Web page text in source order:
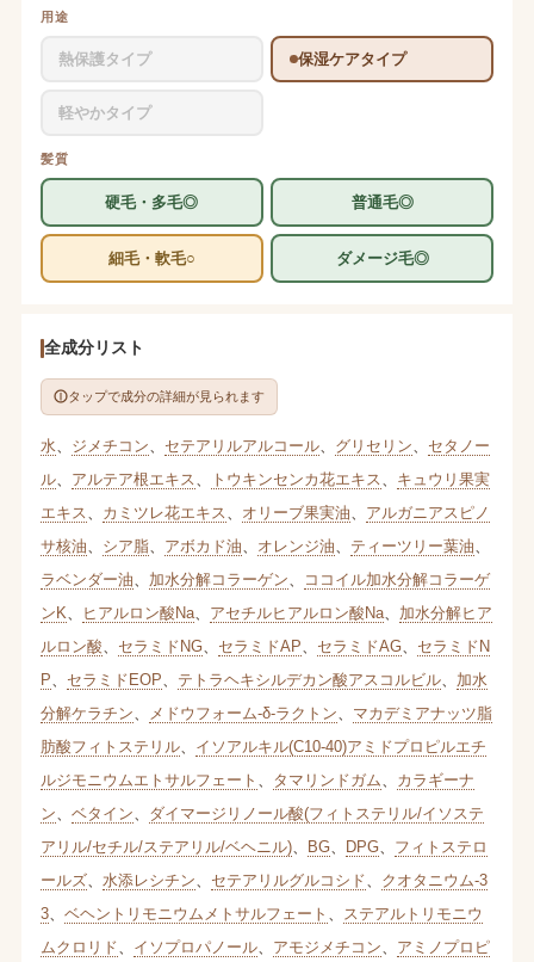
用途
熱保護タイプ 保湿ケアタイプ
軽やかタイプ
髪質
硬毛・多毛◎ 普通毛◎
細毛・軟毛○ ダメージ毛◎
全成分リスト
タップで成分の詳細が見られます
水 ジメチコン セテアリルアルコール、 グリセリン
セタノー
ル、 アルテア根エキス トウキンセンカ花エキス
キュウリ果実
エキス
カミツレ花エキス オリーブ果実油
アルガニアスピノ
サ核油
シア脂、 アボカド油 オレンジ油 ティーツリー葉油
ラベンダー油
加水分解コラーゲン
ココイル加水分解コラーゲ
ンK
ヒアルロン酸Na、 アセチルヒアルロン酸Na、 加水分解ヒア
ルロン酸
セラミドNG、 セラミドAP セラミドAG、 セラミドN
P
セラミドEOP テトラヘキシルデカン酸アスコルビル、 加水
分解ケラチン
メドウフォーム-δ-ラクトン
マカデミアナッツ脂
肪酸フィトステリル、 イソアルキル(C10-40)アミドプロピルエチ
ルジモニウムエトサルフェート
タマリンドガム
カラギーナ
ン
ベタイン
ダイマージリノール酸(フィトステリル/イソステ
アリル/セチル/ステアリル/ベヘニル)、 BG、 DPG、 フィトステロ
ールズ、 水添レシチン セテアリルグルコシド
クオタニウム-3
3、 ベヘントリモニウムメトサルフェート
ステアルトリモニウ
ムクロリド
イソプロパノール、 アモジメチコン
アミノプロピ